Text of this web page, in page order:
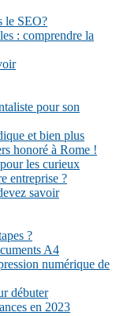
le SEO?
: comprendre la
pour son
et bien plus
honoré à Rome !
les curieux
entreprise ?
savoir
?
A4
numérique de
débuter
en 2023